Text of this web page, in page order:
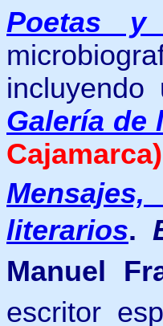
Poetas y
incluyendo
Galería de
Cajamarca)
literarios.
Manuel
escritor